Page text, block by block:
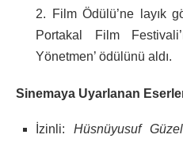
2. Film Ödülü’ne layık
Portakal Film
Yönetmen’ ödülünü aldı.
Sinemaya Uyarlanan
İzinli: Hüsnüyusuf